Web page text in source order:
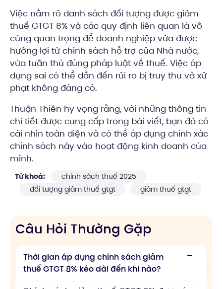
Việc nắm rõ danh sách đối tượng được giảm
thuế GTGT 8% và các quy định liên quan là vô
cùng quan trọng để doanh nghiệp vừa được
hưởng lợi từ chính sách hỗ trợ của Nhà nước,
vừa tuân thủ đúng pháp luật về thuế. Việc áp
dụng sai có thể dẫn đến rủi ro bị truy thu và xử
phạt không đáng có.
Thuận Thiên hy vọng rằng, với những thông tin
chi tiết được cung cấp trong bài viết, bạn đã có
cái nhìn toàn diện và có thể áp dụng chính xác
chính sách này vào hoạt động kinh doanh của
mình.
Từ khoá:
chính sách thuế 2025
đối tượng giảm thuế gtgt
giảm thuế gtgt
Câu Hỏi Thường Gặp
Thời gian áp dụng chính sách giảm
thuế GTGT 8% kéo dài đến khi nào?